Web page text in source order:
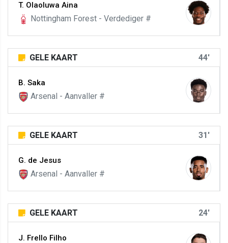
T. Olaoluwa Aina
Nottingham Forest - Verdediger #
GELE KAART 44'
B. Saka
Arsenal - Aanvaller #
GELE KAART 31'
G. de Jesus
Arsenal - Aanvaller #
GELE KAART 24'
J. Frello Filho